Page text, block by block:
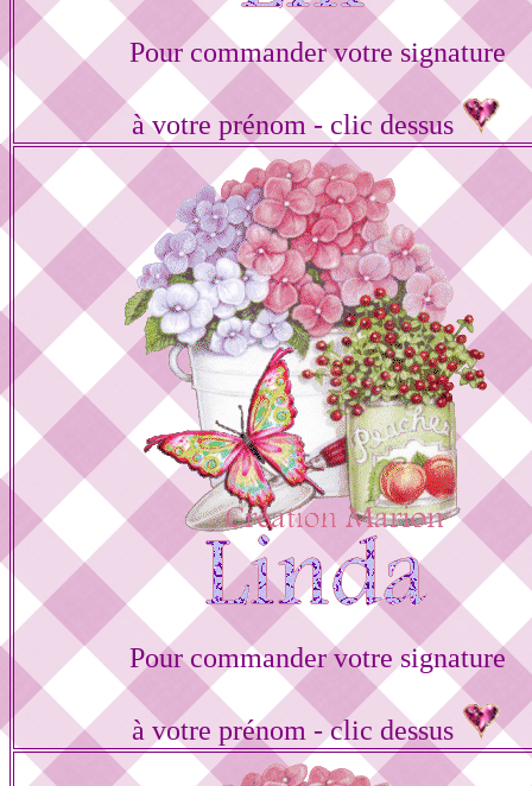
Pour commander votre signature
à votre prénom - clic dessus
Pour commander votre signature
à votre prénom - clic dessus